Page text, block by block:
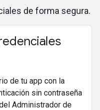
de forma segura.
de tu app con la
sin contraseña
Administrador de